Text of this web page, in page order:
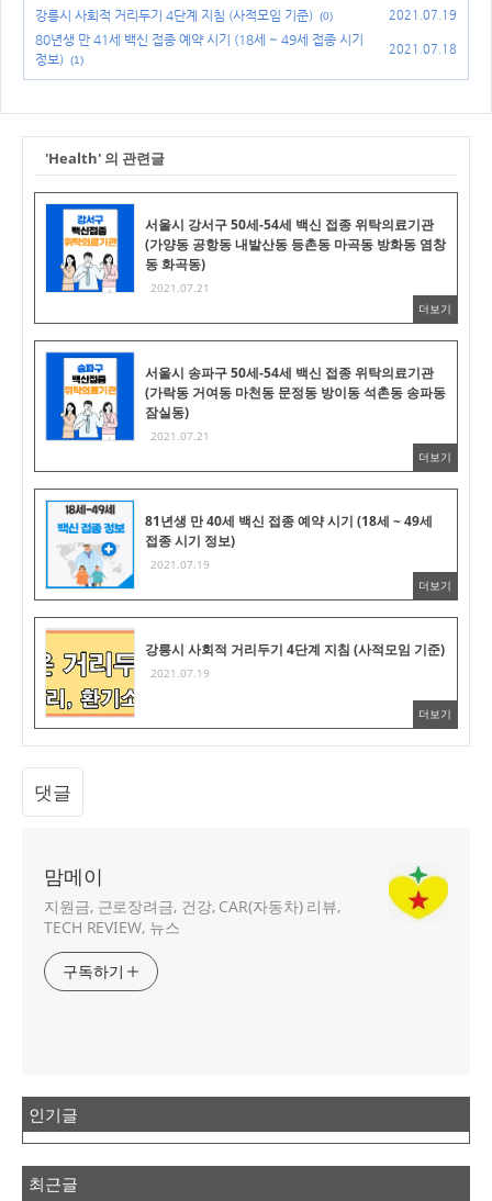
강릉시 사회적 거리두기 4단계 지침 (사적모임 기준) (0) 2021.07.19
80년생 만 41세 백신 접종 예약 시기 (18세 ~ 49세 접종 시기
정보) (1)
2021.07.18
'Health' 의 관련글
서울시 강서구 50세-54세 백신 접종 위탁의료기관
(가양동 공항동 내발산동 등촌동 마곡동 방화동 염창
동 화곡동)
2021.07.21
더보기
서울시 송파구 50세-54세 백신 접종 위탁의료기관
(가락동 거여동 마천동 문정동 방이동 석촌동 송파동
잠실동)
2021.07.21
더보기
81년생 만 40세 백신 접종 예약 시기 (18세 ~ 49세
접종 시기 정보)
2021.07.19
더보기
강릉시 사회적 거리두기 4단계 지침 (사적모임 기준)
2021.07.19
더보기
댓글
맘메이
지원금, 근로장려금, 건강, CAR(자동차) 리뷰,
TECH REVIEW, 뉴스
구독하기
인기글
최근글